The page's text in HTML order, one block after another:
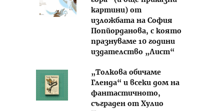
картини) от
изложбата на София
Попйорданова, с която
празнуваме 10 години
издателство „Лист“
„Толкова обичаме
Гленда“ и всеки дом на
фантастичното,
съграден от Хулио